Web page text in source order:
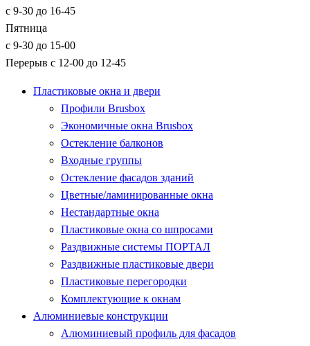
с 9-30 до 16-45
Пятница
с 9-30 до 15-00
Перерыв с 12-00 до 12-45
Пластиковые окна и двери
Профили Brusbox
Экономичные окна Brusbox
Остекление балконов
Входные группы
Остекление фасадов зданий
Цветные/ламинированные окна
Нестандартные окна
Пластиковые окна со шпросами
Раздвижные системы ПОРТАЛ
Раздвижные пластиковые двери
Пластиковые перегородки
Комплектующие к окнам
Алюминиевые конструкции
Алюминиевый профиль для фасадов